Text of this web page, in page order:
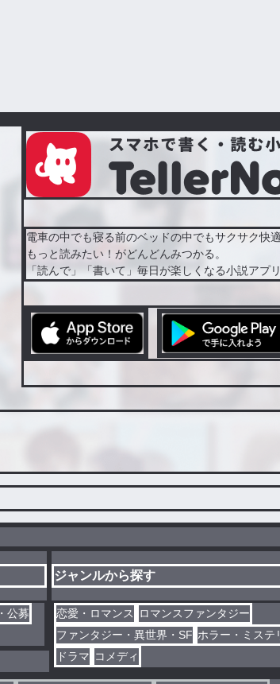
電車の中でも寝る前のベッドの中でもサクサク快適
もっと読みたい！がどんどんみつかる。
「読んで」「書いて」毎日が楽しくなる小説アプ
公募
ジャンルから探す
恋愛・ロマンス
ロマンスファンタジー
ファンタジー・異世界・SF ホラー・ミステ
ドラマ コメディ